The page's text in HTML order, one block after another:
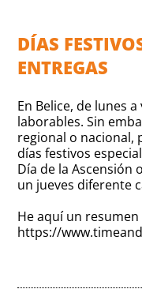
DÍAS
ENTREGAS
En Belice, de lunes
laborables. Sin
regional o nacional,
días festivos
Día de la Ascensión
un jueves diferente
He aquí un resumen
https://